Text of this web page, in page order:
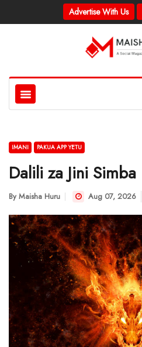
Advertise With Us
IMANI PAKUA APP YETU
Dalili za Jini Simba
By Maisha Huru Aug 07, 2026